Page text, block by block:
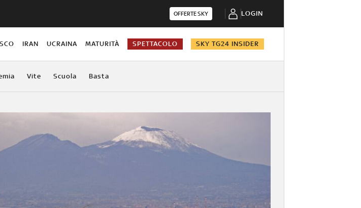
OFFERTE SKY LOGIN
IRAN UCRAINA MATURITÀ SPETTACOLO SKY TG24 INSIDER
Vite Scuola Basta